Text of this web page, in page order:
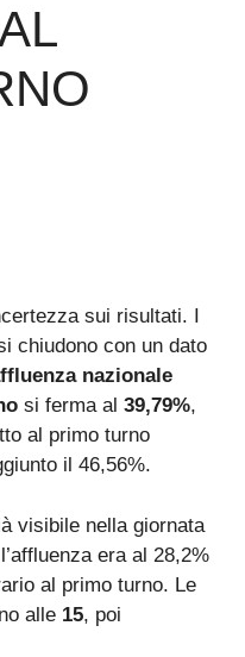
sui risultati. I
chiudono con un dato
nazionale
si ferma al 39,79%,
al primo turno
il 46,56%.
visibile nella giornata
era al 28,2%
al primo turno. Le
alle 15, poi